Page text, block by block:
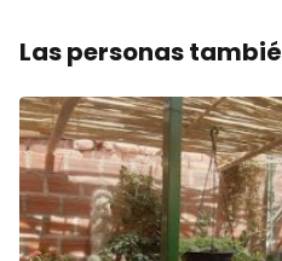
Las personas